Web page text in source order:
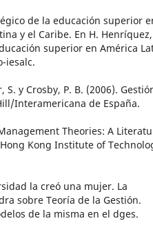
de la educación superior
y el Caribe. En H. Henríquez,
superior en América
iesalc.
y Crosby, P. B. (2006).
Interamericana de España.
Theories: A
Kong Institute of
la creó una mujer. La
sobre Teoría de la Gestión.
de la misma en el dges.